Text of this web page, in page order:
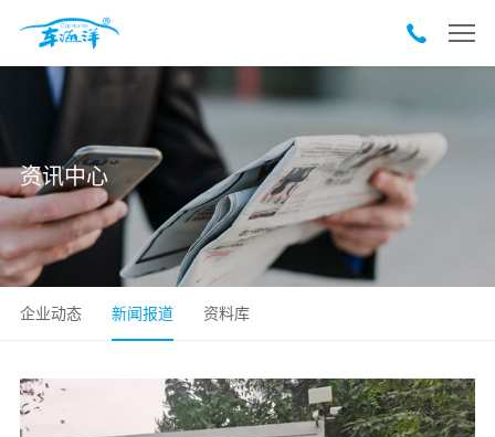
资讯中心
企业动态 新闻报道 资料库